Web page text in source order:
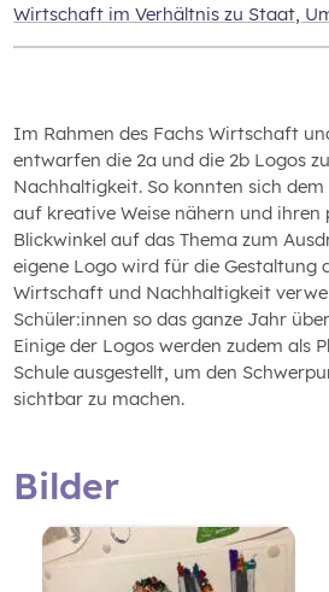
Wirtschaft im Verhältnis zu Staat‚
Im Rahmen des Fachs Wirtschaft
entwarfen die 2a und die 2b Logos
Nachhaltigkeit. So konnten sich
auf kreative Weise nähern und ihren
Blickwinkel auf das Thema zum
eigene Logo wird für die Gestaltung
Wirtschaft und Nachhaltigkeit
Schüler:innen so das ganze Jahr
Einige der Logos werden zudem als
Schule ausgestellt, um den
sichtbar zu machen.
Bilder